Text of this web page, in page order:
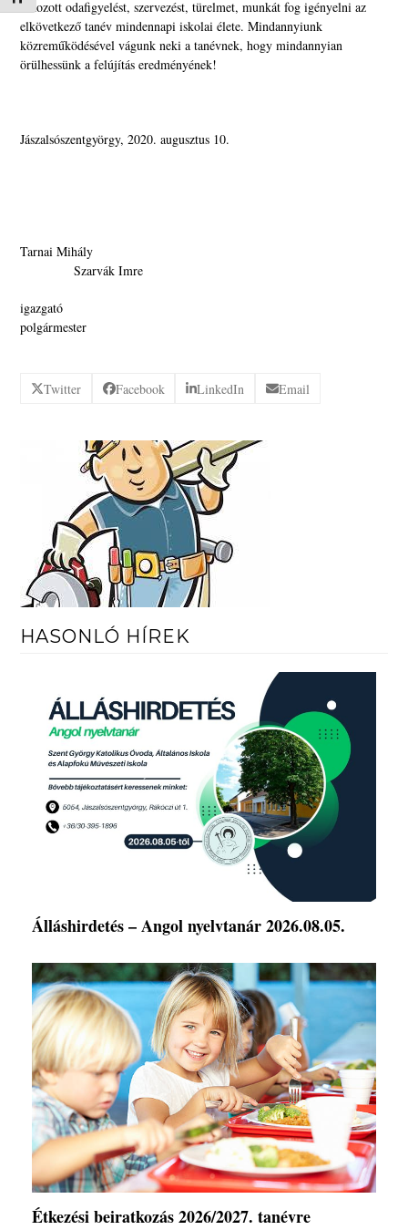
fokozott odafigyelést, szervezést, türelmet, munkát fog igényelni az
elkövetkező tanév mindennapi iskolai élete. Mindannyiunk
közreműködésével vágunk neki a tanévnek, hogy mindannyian
örülhessünk a felújítás eredményének!
Jászalsószentgyörgy, 2020. augusztus 10.
Tarnai Mihály
Szarvák Imre
igazgató
polgármester
Twitter Facebook LinkedIn Email
HASONLÓ HÍREK
Álláshirdetés – Angol nyelvtanár 2026.08.05.
Étkezési beiratkozás 2026/2027. tanévre